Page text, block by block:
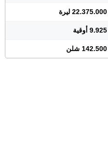
22.375.000 ليرة
9.925 أوقية
142.500 شلن